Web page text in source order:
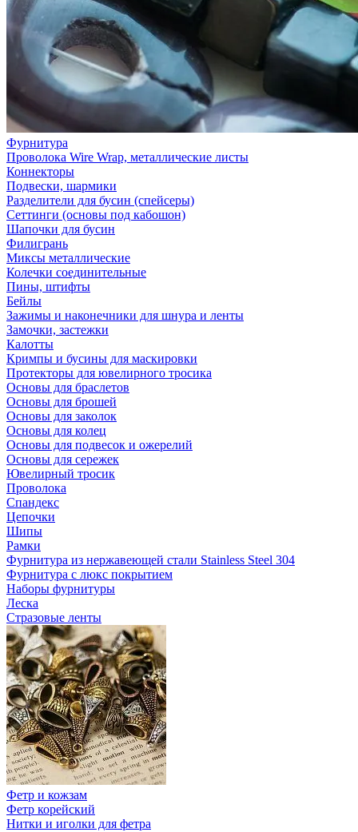
Фурнитура
Проволока Wire Wrap, металлические листы
Коннекторы
Подвески, шармики
Разделители для бусин (спейсеры)
Сеттинги (основы под кабошон)
Шапочки для бусин
Филигрань
Миксы металлические
Колечки соединительные
Пины, штифты
Бейлы
Зажимы и наконечники для шнура и ленты
Замочки, застежки
Калотты
Кримпы и бусины для маскировки
Протекторы для ювелирного тросика
Основы для браслетов
Основы для брошей
Основы для заколок
Основы для колец
Основы для подвесок и ожерелий
Основы для сережек
Ювелирный тросик
Проволока
Спандекс
Цепочки
Шипы
Рамки
Фурнитура из нержавеющей стали Stainless Steel 304
Фурнитура с люкс покрытием
Наборы фурнитуры
Леска
Стразовые ленты
Фетр и кожзам
Фетр корейский
Нитки и иголки для фетра